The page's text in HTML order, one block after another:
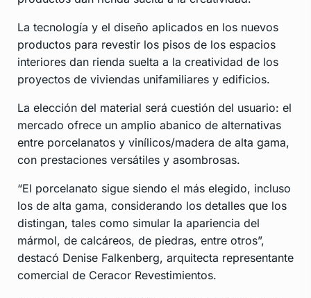
La tecnología y el diseño aplicados en los nuevos
productos para revestir los pisos de los espacios
interiores dan rienda suelta a la creatividad de los
proyectos de viviendas unifamiliares y edificios.
La elección del material será cuestión del usuario: el
mercado ofrece un amplio abanico de alternativas
entre porcelanatos y vinílicos/madera de alta gama,
con prestaciones versátiles y asombrosas.
“El porcelanato sigue siendo el más elegido, incluso
los de alta gama, considerando los detalles que los
distingan, tales como simular la apariencia del
mármol, de calcáreos, de piedras, entre otros”,
destacó Denise Falkenberg, arquitecta representante
comercial de Ceracor Revestimientos.